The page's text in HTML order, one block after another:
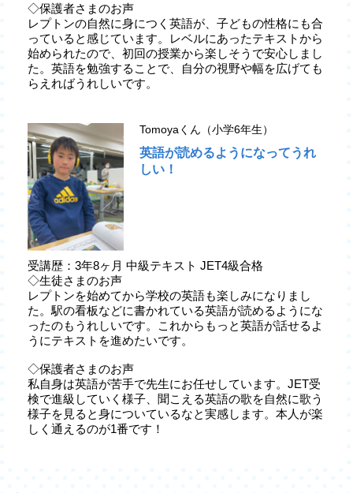
◇保護者さまのお声
レプトンの自然に身につく英語が、子どもの性格にも合
っていると感じています。レベルにあったテキストから
始められたので、初回の授業から楽しそうで安心しまし
た。英語を勉強することで、自分の視野や幅を広げても
らえればうれしいです。
Tomoyaくん（小学6年生）
英語が読めるようになってうれ
しい！
受講歴：3年8ヶ月 中級テキスト JET4級合格
◇生徒さまのお声
レプトンを始めてから学校の英語も楽しみになりまし
た。駅の看板などに書かれている英語が読めるようにな
ったのもうれしいです。これからもっと英語が話せるよ
うにテキストを進めたいです。
◇保護者さまのお声
私自身は英語が苦手で先生にお任せしています。JET受
検で進級していく様子、聞こえる英語の歌を自然に歌う
様子を見ると身についているなと実感します。本人が楽
しく通えるのが1番です！